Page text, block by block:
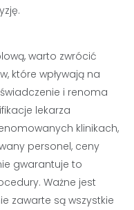
warto zwrócić
które wpływają na
i renoma
lekarza
klinikach,
personel, ceny
gwarantuje to
Ważne jest
zawarte są wszystkie